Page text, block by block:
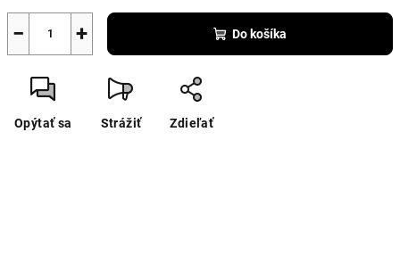
+
− Do košíka
Opýtať sa Strážiť Zdieľať